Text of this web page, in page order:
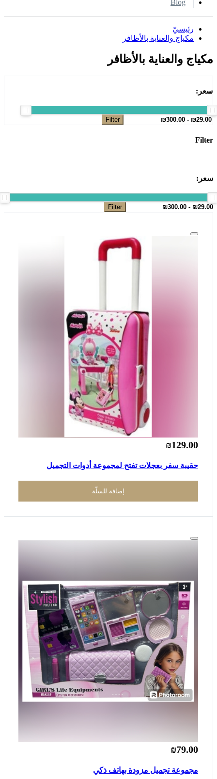
Blog
رئيسيّ
مكياج والعناية بالأظافر
مكياج والعناية بالأظافر
سعر:
Filter
Filter
سعر:
Filter
₪129.00
حقيبة سفر بعجلات تفتح لمجموعة أدوات التجميل
إضافة للسلّة
₪79.00
مجموعة تجميل مزودة بهاتف ذكي